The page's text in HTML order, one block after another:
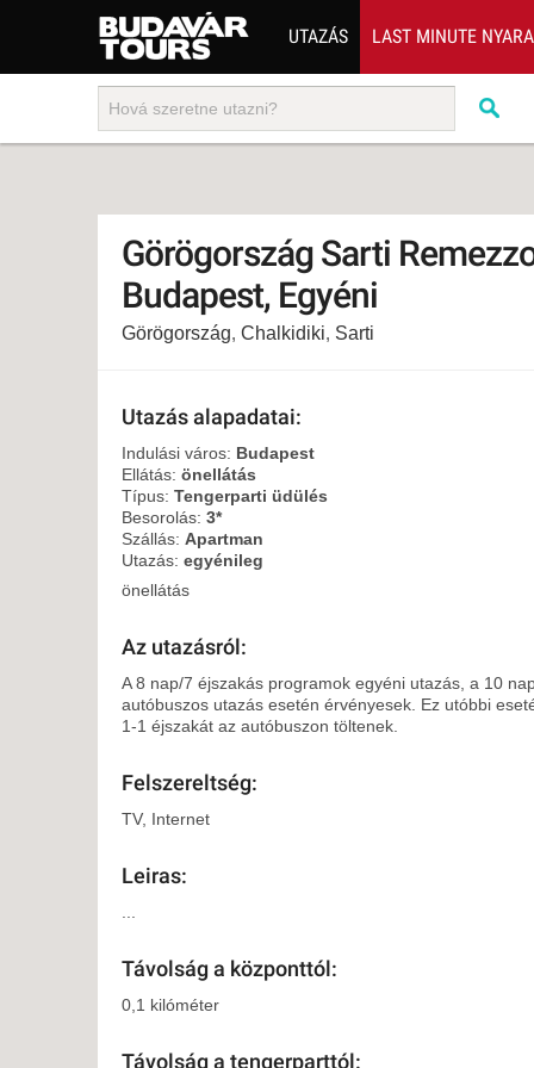
UTAZÁS LAST MINUTE
Görögország Sarti
Budapest, Egyéni
Görögország, Chalkidiki, Sarti
Utazás alapadatai:
Indulási város: Budapest
Ellátás: önellátás
Típus: Tengerparti üdülés
Besorolás: 3*
Szállás: Apartman
Utazás: egyénileg
önellátás
Az utazásról:
A 8 nap/7 éjszakás programok egyéni utazás, a 10
autóbuszos utazás esetén érvényesek. Ez utóbbi
1-1 éjszakát az autóbuszon töltenek.
Felszereltség:
TV, Internet
Leiras:
Távolság a központtól:
0,1 kilóméter
Távolság a tengerparttól: